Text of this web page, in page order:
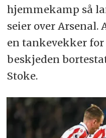
hjemmekamp så
seier over
en tankevekker
beskjeden
Stoke.